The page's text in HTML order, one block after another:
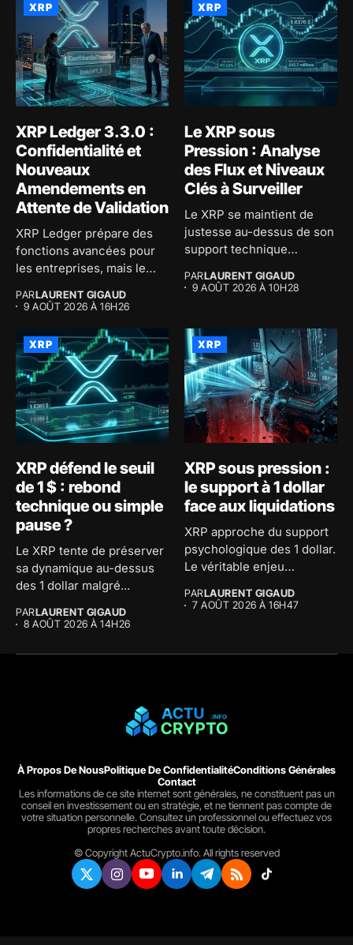
XRP
XRP Ledger 3.3.0 :
Confidentialité et
Nouveaux
Amendements en
Attente de Validation
XRP Ledger prépare des
fonctions avancées pour
les entreprises, mais le
PARLAURENT GIGAUD
9 AOÛT 2026 À 16H26
XRP
Le XRP sous
Pression : Analyse
des Flux et Niveaux
Clés à Surveiller
Le XRP se maintient de
justesse au-dessus de son
support technique
PARLAURENT GIGAUD
9 AOÛT 2026 À 10H28
XRP
XRP défend le seuil
de 1 $ : rebond
technique ou simple
pause ?
Le XRP tente de préserver
sa dynamique au-dessus
des 1 dollar malgré...
PARLAURENT GIGAUD
8 AOÛT 2026 À 14H26
XRP
XRP sous pression :
le support à 1 dollar
face aux liquidations
XRP approche du support
psychologique des 1 dollar.
Le véritable enjeu
PARLAURENT GIGAUD
7 AOÛT 2026 À 16H47
À Propos De NousPolitique De ConfidentialitéConditions Générales
Contact
Les informations de ce site internet sont générales, ne constituent pas un
conseil en investissement ou en stratégie, et ne tiennent pas compte de
votre situation personnelle. Consultez un professionnel ou effectuez vos
propres recherches avant toute décision.
© Copyright ActuCrypto.info. All rights reserved